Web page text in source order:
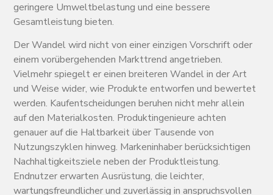
geringere Umweltbelastung und eine bessere
Gesamtleistung bieten.
Der Wandel wird nicht von einer einzigen Vorschrift oder
einem vorübergehenden Markttrend angetrieben.
Vielmehr spiegelt er einen breiteren Wandel in der Art
und Weise wider, wie Produkte entworfen und bewertet
werden. Kaufentscheidungen beruhen nicht mehr allein
auf den Materialkosten. Produktingenieure achten
genauer auf die Haltbarkeit über Tausende von
Nutzungszyklen hinweg. Markeninhaber berücksichtigen
Nachhaltigkeitsziele neben der Produktleistung.
Endnutzer erwarten Ausrüstung, die leichter,
wartungsfreundlicher und zuverlässig in anspruchsvollen